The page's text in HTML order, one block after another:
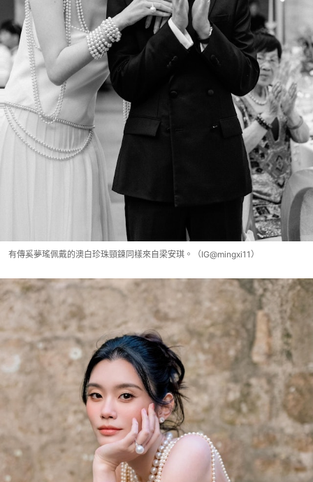
有傳奚夢瑤佩戴的澳白珍珠頸鍊同樣來自梁安琪。（IG@mingxi11）